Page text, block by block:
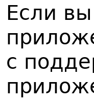
Если
с